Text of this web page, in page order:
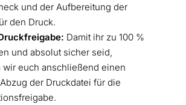
und der Aufbereitung der
den Druck.
Damit ihr zu 100 %
und absolut sicher seid,
wir euch anschließend einen
der Druckdatei für die